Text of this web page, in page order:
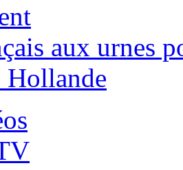
aux urnes
Hollande